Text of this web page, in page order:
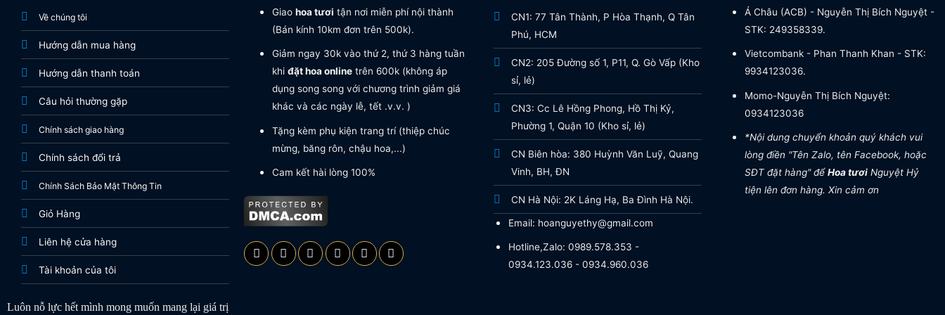
Về chúng tôi
Hướng dẫn mua hàng
Hướng dẫn thanh toán
Câu hỏi thường gặp
Chính sách giao hàng
Chính sách đổi trả
Chính Sách Bảo Mật Thông Tin
Giỏ Hàng
Liên hệ cửa hàng
Tài khoản của tôi
Luôn nỗ lực hết mình mong muốn mang lại giá trị
Giao hoa tươi tận nơi miễn phí nội thành
(Bán kính 10km đơn trên 500k).
Giảm ngay 30k vào thứ 2, thứ 3 hàng tuần
khi đặt hoa onlinetrên 600k (không áp
dụng song song với chương trình giảm giá
khác và các ngày lễ, tết .v.v. )
Tặng kèm phụ kiện trang trí (thiệp chúc
mừng, băng rôn, chậu hoa,...)
Cam kết hài lòng 100%
CN1: 77 Tân Thành, P Hòa Thạnh, Q Tân
Phú, HCM
CN2: 205 Đường số 1, P11, Q. Gò Vấp (Kho
sỉ, lẻ)
CN3: Cc Lê Hồng Phong, Hồ Thị Kỷ,
Phường 1, Quận 10 (Kho sỉ, lẻ)
CN Biên hòa: 380 Huỳnh Văn Luỹ, Quang
Vinh, BH, ĐN
CN Hà Nội: 2K Láng Hạ, Ba Đình Hà Nội.
Email: hoanguyethy@gmail.com
Hotline,Zalo: 0989.578.353 -
0934.123.036 - 0934.960.036
Á Châu (ACB) - Nguyễn Thị Bích Nguyệt -
STK: 249358339.
Vietcombank - Phan Thanh Khan - STK:
9934123036.
Momo-Nguyễn Thị Bích Nguyệt:
0934123036
*Nội dung chuyển khoản quý khách vui
lòng điền "Tên Zalo, tên Facebook, hoặc
SĐT đặt hàng" đểHoa tươiNguyệt Hỷ
tiện lên đơn hàng. Xin cảm ơn